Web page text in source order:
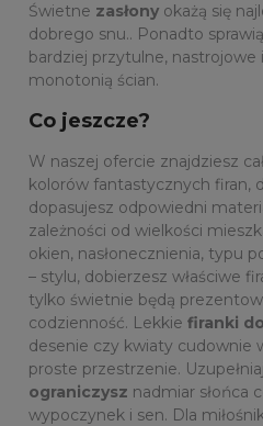
Świetne zasłony okażą się
dobrego snu.. Ponadto
bardziej przytulne, nastrojowe
monotonią ścian.
Co jeszcze?
W naszej ofercie znajdziesz
kolorów fantastycznych firan,
dopasujesz odpowiedni
zależności od wielkości
okien, nasłonecznienia, typu
– stylu, dobierzesz właściwe
tylko świetnie będą
codzienność. Lekkie firanki
desenie czy kwiaty cudownie
proste przestrzenie.
ograniczysz nadmiar słońca
wypoczynek i sen. Dla